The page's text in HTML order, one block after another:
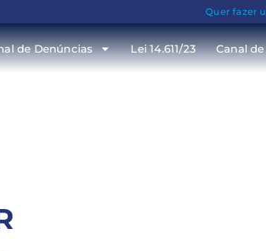
Quer fazer
de Denúncias Lei 14.611/23 Canal